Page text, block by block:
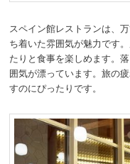
スペイン館レストランは、
ち着いた雰囲気が魅力です
たりと食事を楽しめます。
囲気が漂っています。旅の
すのにぴったりです。